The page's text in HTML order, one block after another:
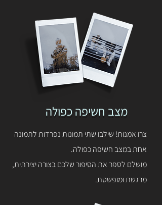
מצב חשיפה כפולה
צרו אמנות! שילבו שתי תמונות נפרדות לתמונה
אחת במצב חשיפה כפולה.
מושלם לספר את הסיפור שלכם בצורה יצירתית,
מרגשת ומופשטת.